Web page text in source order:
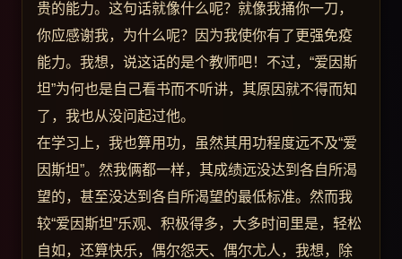
贵的能力。这句话就像什么呢？就像我捅你一刀，
你应感谢我，为什么呢？因为我使你有了更强免疫
能力。我想，说这话的是个教师吧！不过，“爱因斯
坦”为何也是自己看书而不听讲，其原因就不得而知
了，我也从没问起过他。
在学习上，我也算用功，虽然其用功程度远不及“爱
因斯坦”。然我俩都一样，其成绩远没达到各自所渴
望的，甚至没达到各自所渴望的最低标准。然而我
较“爱因斯坦”乐观、积极得多，大多时间里是，轻松
自如，还算快乐，偶尔怨天、偶尔尤人，我想，除